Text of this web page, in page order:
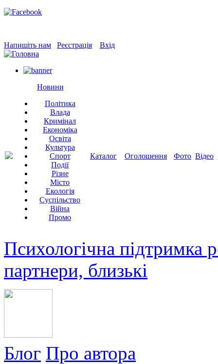
Напишіть нам Реєстрація Вхід
Новини
Політика
Влада
Кримінал
Економіка
Освіта
Культура
Спорт
Події
Різне
Місто
Екологія
Суспільство
Війна
Промо
Каталог Оголошення Фото Відео
Психологічна підтримка
партнери, близькі
Блог Про автора